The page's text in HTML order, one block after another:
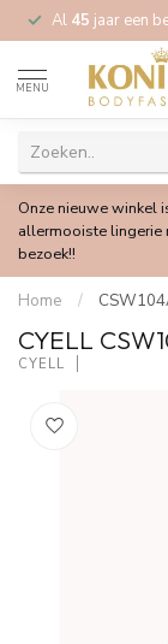
Al 45 jaar een
MENU
Onze nieuwe winkel
allermooiste lingerie
bezoek!!
Home /
CYELL
CYELL